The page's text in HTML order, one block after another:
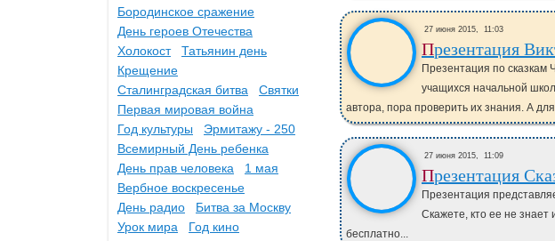
27 июня 2015, 11:03
Презентация
Презентация по сказкам
учащихся начальной
автора, пора проверить их знания. А
27 июня 2015, 11:09
Презентация
Презентация
Скажете, кто ее не знает
бесплатно...
Бородинское сражение
День героев Отечества
Холокост
Татьянин день
Крещение
Сталинградская битва
Святки
Первая мировая война
Год культуры
Эрмитажу - 250
Всемирный День ребенка
День прав человека
1 мая
Вербное воскресенье
День радио
Битва за Москву
Урок мира
Год кино